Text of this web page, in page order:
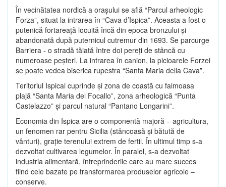
În vecinătatea nordică a oraşului se află “Parcul arheologic
Forza”, situat la intrarea în “Cava d’Ispica”. Aceasta a fost o
putenică fortareaţă locuită încă din epoca bronzului şi
abandonată după puternicul cutremur din 1693. Se parcurge
Barriera - o stradă tăiată între doi pereţi de stâncă cu
numeroase peşteri. La intrarea în canion, la picioarele Forzei
se poate vedea biserica rupestra “Santa Maria della Cava”.
Teritoriul Ispicai cuprinde şi zona de coastă cu faimoasa
plajă “Santa Maria del Focallo”, zona arheologică “Punta
Castelazzo” şi parcul natural “Pantano Longarini”.
Economia din Ispica are o componentă majoră – agricultura,
un fenomen rar pentru Sicilia (stâncoasă şi bătută de
vânturi), graţie terenului extrem de fertil. În ultimul timp s-a
dezvoltat cultivarea legumelor. În paralel, s-a dezvoltat
industria alimentară, întreprinderile care au mare succes
fiind cele bazate pe transformarea produselor agricole –
conserve.